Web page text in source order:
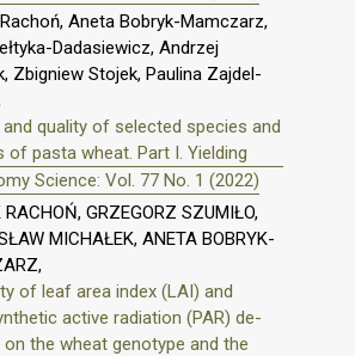
Aneta Bobryk-Mamczarz,
Dadasiewicz, Andrzej
Zbigniew Stojek, Paulina Zajdel-
and quality of selected species and
of pasta wheat. Part I. Yielding
Science: Vol. 77 No. 1 (2022)
RACHOŃ, GRZEGORZ SZUMIŁO,
MICHAŁEK, ANETA BOBRYK-
of leaf area index (LAI) and
active radiation (PAR) de-
on the wheat genotype and the